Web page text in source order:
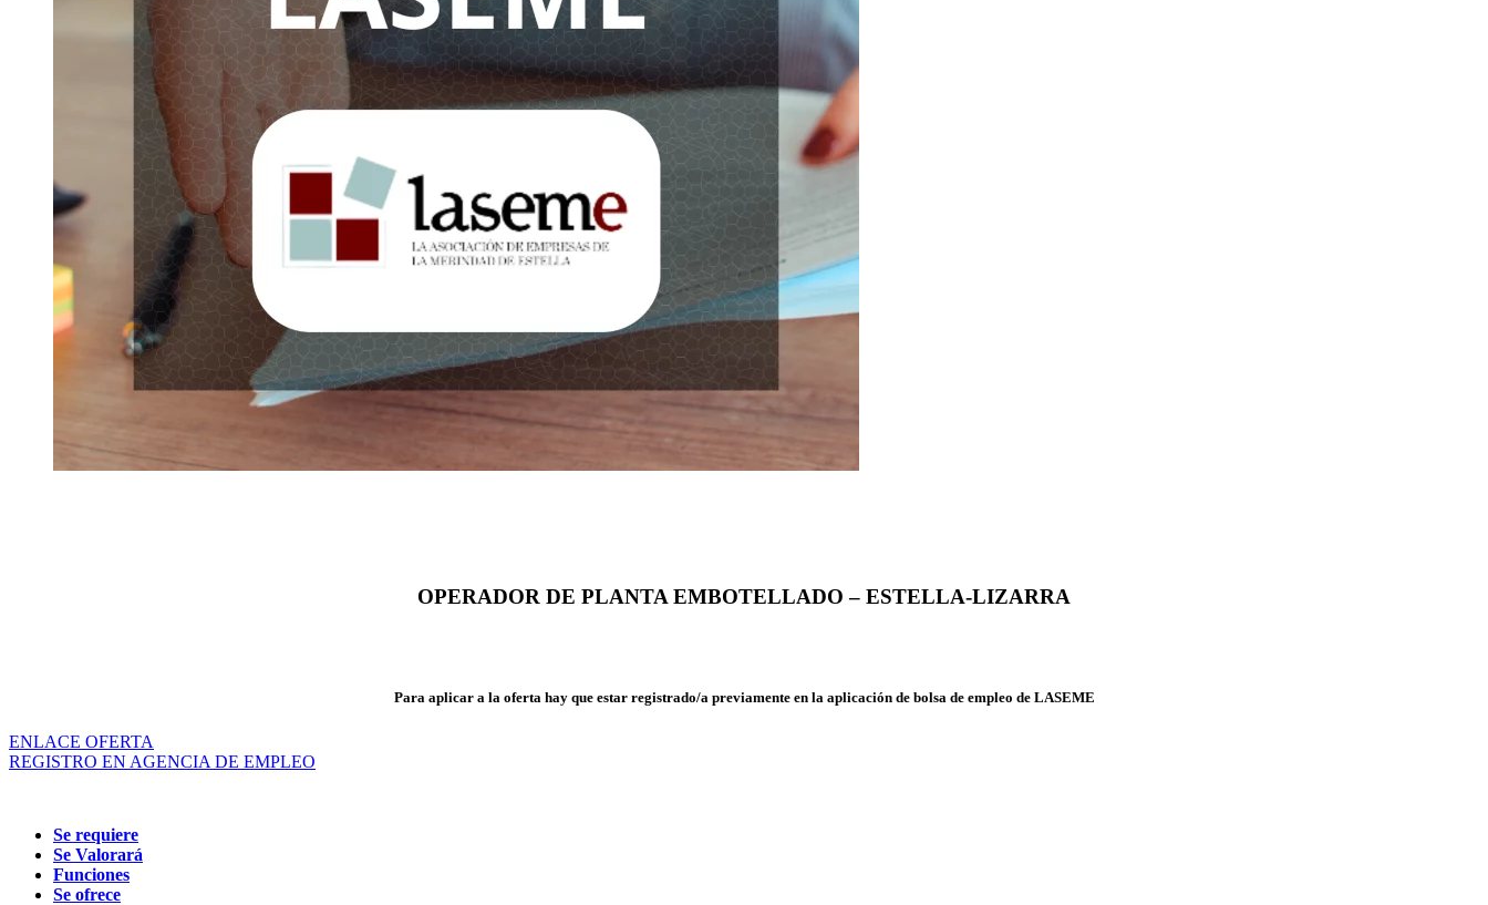
OPERADOR DE PLANTA EMBOTELLADO – ESTELLA-LIZARRA
Para aplicar a la oferta hay que estar registrado/a previamente en la aplicación de bolsa de empleo de LASEME
ENLACE OFERTA
REGISTRO EN AGENCIA DE EMPLEO
Se requiere
Se Valorará
Funciones
Se ofrece